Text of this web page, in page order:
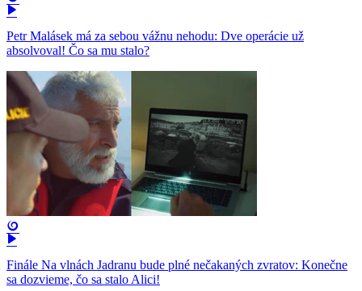
Petr Malásek má za sebou vážnu nehodu: Dve operácie už
absolvoval! Čo sa mu stalo?
Finále Na vlnách Jadranu bude plné nečakaných zvratov: Konečne
sa dozvieme, čo sa stalo Alici!